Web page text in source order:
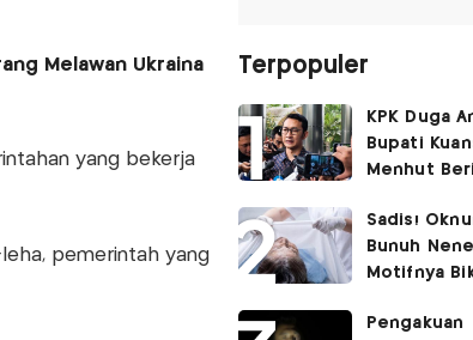
Melawan Ukraina
yang bekerja
pemerintah yang
Terpopuler
KPK Duga
Bupati
Menhut
Belum Utuh
Sadis!
Bunuh
Motifnya
Pengakuan